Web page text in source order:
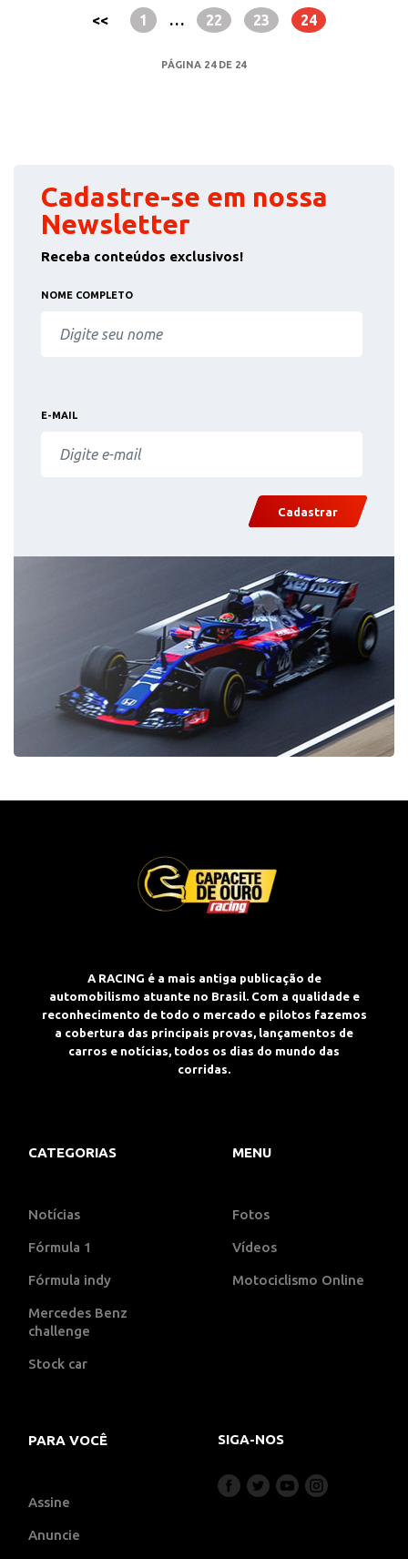
<< 1 … 22 23 24
PÁGINA 24 DE 24
Cadastre-se em nossa
Newsletter
Receba conteúdos exclusivos!
NOME COMPLETO
E-MAIL
Cadastrar
A RACING é a mais antiga publicação de
automobilismo atuante no Brasil. Com a qualidade e
reconhecimento de todo o mercado e pilotos fazemos
a cobertura das principais provas, lançamentos de
carros e notícias, todos os dias do mundo das
corridas.
CATEGORIAS
Notícias
Fórmula 1
Fórmula indy
Mercedes Benz
challenge
Stock car
MENU
Fotos
Vídeos
Motociclismo Online
PARA VOCÊ
Assine
Anuncie
SIGA-NOS